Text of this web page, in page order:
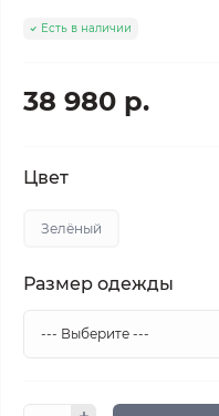
Есть в наличии
38 980 р.
Цвет
Зелёный
Размер одежды